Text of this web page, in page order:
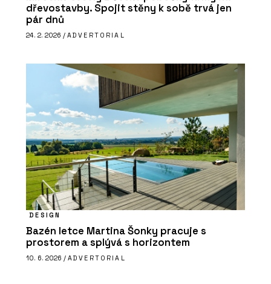
dřevostavby. Spojit stěny k sobě trvá jen
pár dnů
24. 2. 2026 / ADVERTORIAL
DESIGN
Bazén letce Martina Šonky pracuje s
prostorem a splývá s horizontem
10. 6. 2026 / ADVERTORIAL